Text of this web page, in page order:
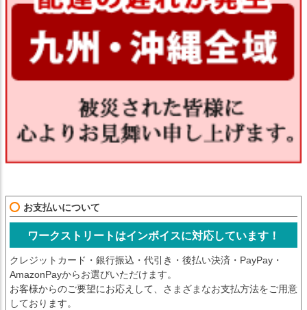
お支払いについて
ワークストリートはインボイスに対応しています！
クレジットカード・銀行振込・代引き・後払い決済・PayPay・
AmazonPayからお選びいただけます。
お客様からのご要望にお応えして、さまざまなお支払方法をご用意
しております。